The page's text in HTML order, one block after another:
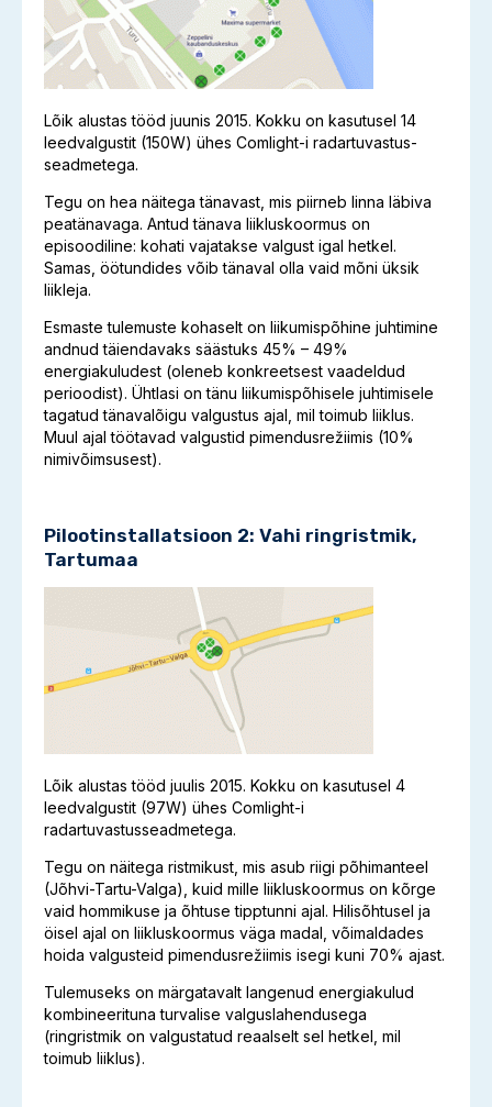
Lõik alustas tööd juunis 2015. Kokku on kasutusel 14
leedvalgustit (150W) ühes Comlight-i radartuvastus-
seadmetega.
Tegu on hea näitega tänavast, mis piirneb linna läbiva
peatänavaga. Antud tänava liikluskoormus on
episoodiline: kohati vajatakse valgust igal hetkel.
Samas, öötundides võib tänaval olla vaid mõni üksik
liikleja.
Esmaste tulemuste kohaselt on liikumispõhine juhtimine
andnud täiendavaks säästuks 45% – 49%
energiakuludest (oleneb konkreetsest vaadeldud
perioodist). Ühtlasi on tänu liikumispõhisele juhtimisele
tagatud tänavalõigu valgustus ajal, mil toimub liiklus.
Muul ajal töötavad valgustid pimendusrežiimis (10%
nimivõimsusest).
Pilootinstallatsioon 2: Vahi ringristmik,
Tartumaa
Lõik alustas tööd juulis 2015. Kokku on kasutusel 4
leedvalgustit (97W) ühes Comlight-i
radartuvastusseadmetega.
Tegu on näitega ristmikust, mis asub riigi põhimanteel
(Jõhvi-Tartu-Valga), kuid mille liikluskoormus on kõrge
vaid hommikuse ja õhtuse tipptunni ajal. Hilisõhtusel ja
öisel ajal on liikluskoormus väga madal, võimaldades
hoida valgusteid pimendusrežiimis isegi kuni 70% ajast.
Tulemuseks on märgatavalt langenud energiakulud
kombineerituna turvalise valguslahendusega
(ringristmik on valgustatud reaalselt sel hetkel, mil
toimub liiklus).